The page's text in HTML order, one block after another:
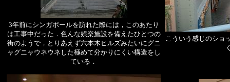
3年前にシンガポールを訪れた際には，このあたり
は工事中だった．色んな娯楽施設を備えたひとつの
街のようで，とりあえず六本木ヒルズみたいにグニ
ャグニャウネウネした極めて分かりにくい構造をし
ている．
こういう感じのショ